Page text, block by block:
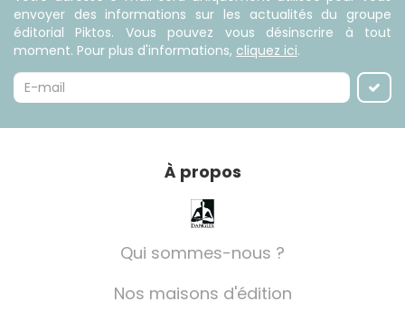
envoyer des informations sur les actualités du groupe
éditorial Piktos. Vous pouvez vous désinscrire à tout
moment. Pour plus d'informations, cliquez ici.
À propos
Qui sommes-nous ?
Nos maisons d'édition